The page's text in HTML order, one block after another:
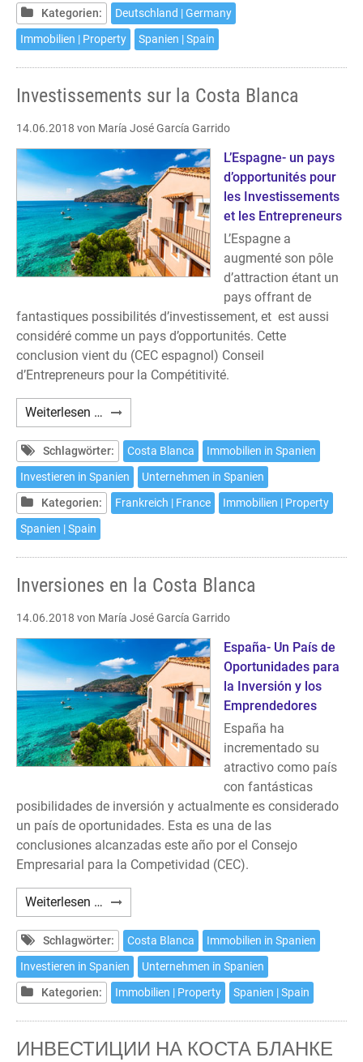
Kategorien:
Deutschland | Germany
Immobilien | Property
Spanien | Spain
Investissements sur la Costa Blanca
14.06.2018 von María José García Garrido
L’Espagne- un pays
d’opportunités pour
les Investissements
et les Entrepreneurs
L’Espagne a
augmenté son pôle
d’attraction étant un
pays offrant de
fantastiques possibilités d’investissement, et est aussi
considéré comme un pays d’opportunités. Cette
conclusion vient du (CEC espagnol) Conseil
d’Entrepreneurs pour la Compétitivité.
Weiterlesen … Investissements
sur
la
Costa
Blanca
Schlagwörter: Costa Blanca
Immobilien in Spanien
Investieren in Spanien
Unternehmen in Spanien
Kategorien:
Frankreich | France
Immobilien | Property
Spanien | Spain
Inversiones en la Costa Blanca
14.06.2018 von María José García Garrido
España- Un País de
Oportunidades para
la Inversión y los
Emprendedores
España ha
incrementado su
atractivo como país
con fantásticas
posibilidades de inversión y actualmente es considerado
un país de oportunidades. Esta es una de las
conclusiones alcanzadas este año por el Consejo
Empresarial para la Competividad (CEC).
Weiterlesen … Inversiones
en
la
Costa
Blanca
Schlagwörter: Costa Blanca
Immobilien in Spanien
Investieren in Spanien
Unternehmen in Spanien
Kategorien:
Immobilien | Property Spanien | Spain
ИНВЕСТИЦИИ НА КОСТА БЛАНКЕ